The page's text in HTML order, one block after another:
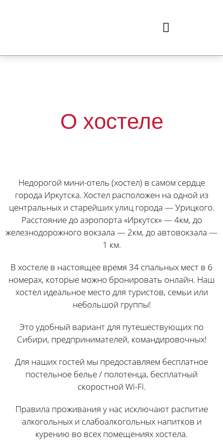
О хостеле
Недорогой мини-отель (хостел) в самом сердце
города Иркутска. Хостел расположен на одной из
центральных и старейших улиц города — Урицкого.
Расстояние до аэропорта «Иркутск» — 4км, до
железнодорожного вокзала — 2км, до автовокзала —
1 км.
В хостеле в настоящее время 34 спальных мест в 6
номерах, которые можно бронировать онлайн. Наш
хостел идеальное место для туристов, семьи или
небольшой группы!
Это удобный вариант для путешествующих по
Сибири, предпринимателей, командировочных!​
Для наших гостей мы предоставляем бесплатное
постельное белье / полотенца, бесплатный
скоростной Wi-Fi.
Правила проживания у нас исключают распитие
алкогольных и слабоалкогольных напитков и
курению во всех помещениях хостела.